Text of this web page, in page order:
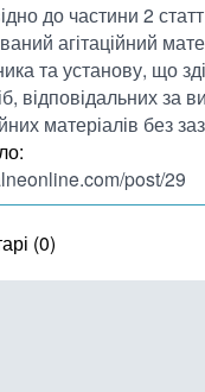
до частини 2
агітаційний
та установу, що
відповідальних за
матеріалів без
post/29
(0)